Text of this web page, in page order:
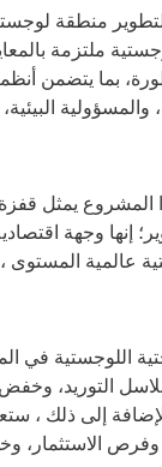
قيمته 4 مليارات ريال
ملتزمة
بما يتضمن
والمسؤولية
يمثل
إنها وجهة
المستوى
اللوجستية في
التوريد، وخفض
إلى ذلك ،
وفرص